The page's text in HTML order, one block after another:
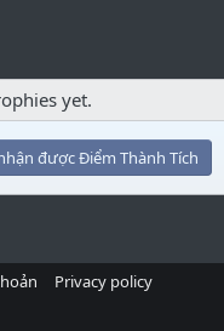
yet.
được Điểm Thành Tích
Privacy policy